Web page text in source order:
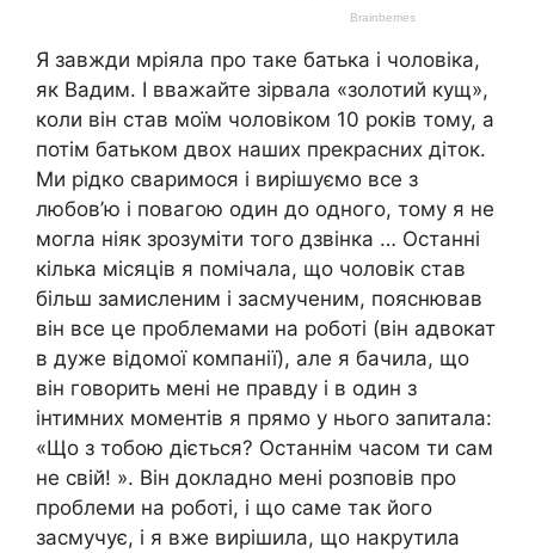
Я завжди мріяла про таке батька і чоловіка,
як Вадим. І вважайте зірвала «золотий кущ»,
коли він став моїм чоловіком 10 років тому, а
потім батьком двох наших прекрасних діток.
Ми рідко сваримося і вирішуємо все з
любов’ю і повагою один до одного, тому я не
могла ніяк зрозуміти того дзвінка … Останні
кілька місяців я помічала, що чоловік став
більш замисленим і засмученим, пояснював
він все це проблемами на роботі (він адвокат
в дуже відомої компанії), але я бачила, що
він говорить мені не правду і в один з
інтимних моментів я прямо у нього запитала:
«Що з тобою діється? Останнім часом ти сам
не свій! ». Він докладно мені розповів про
проблеми на роботі, і що саме так його
засмучує, і я вже вирішила, що накрутила